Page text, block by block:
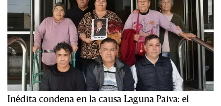
Inédita condena en la causa Laguna Paiva: el